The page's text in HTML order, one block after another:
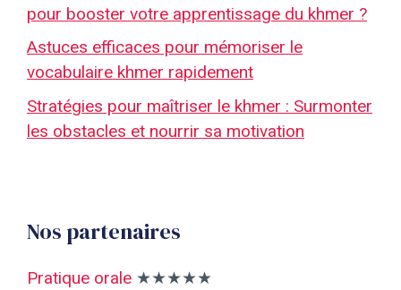
pour booster votre apprentissage du khmer ?
Astuces efficaces pour mémoriser le
vocabulaire khmer rapidement
Stratégies pour maîtriser le khmer : Surmonter
les obstacles et nourrir sa motivation
Nos partenaires
Pratique orale ★★★★★